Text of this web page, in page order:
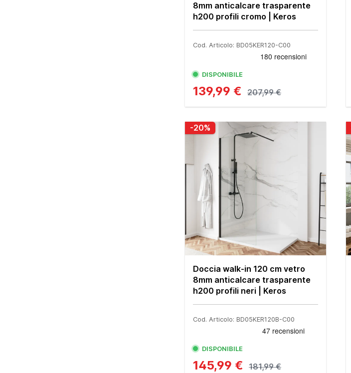
8mm anticalcare trasparente
h200 profili cromo | Keros
Cod. Articolo: BD05KER120-C00
DISPONIBILE
139,99 € 207,99 €
-20%
Doccia walk-in 120 cm vetro
8mm anticalcare trasparente
h200 profili neri | Keros
Cod. Articolo: BD05KER120B-C00
DISPONIBILE
145,99 € 181,99 €